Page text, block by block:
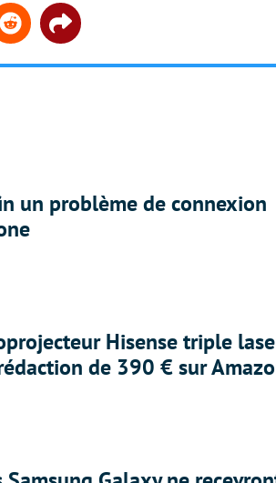
Reddit Share
un problème de connexion
Hisense triple
de 390 € sur